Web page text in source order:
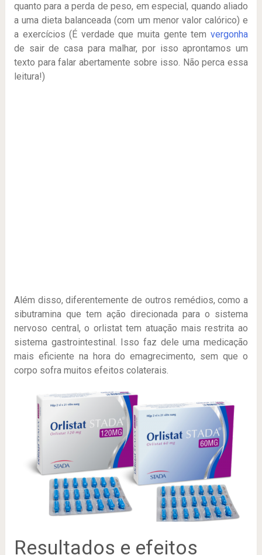
quanto para a perda de peso, em especial, quando aliado
a uma dieta balanceada (com um menor valor calórico) e
a exercícios (É verdade que muita gente temvergonha
de sair de casa para malhar, por isso aprontamos um
texto para falar abertamente sobre isso. Não perca essa
leitura!)
Além disso, diferentemente de outros remédios, como a
sibutramina que tem ação direcionada para o sistema
nervoso central, o orlistat tem atuação mais restrita ao
sistema gastrointestinal. Isso faz dele uma medicação
mais eficiente na hora do emagrecimento, sem que o
corpo sofra muitos efeitos colaterais.
Resultados e efeitos